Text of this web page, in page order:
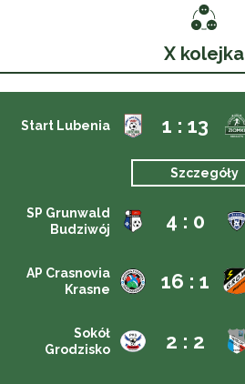
X kolejka
Start Lubenia 1 : 13
Szczegóły
SP Grunwald
Budziwój
4 : 0
AP Crasnovia
Krasne
16 : 1
Sokół
Grodzisko
2 : 2